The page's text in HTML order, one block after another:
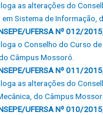
as alterações do
em Sistema de Informação,
UFERSA Nº 012/
o Conselho do Curso
Câmpus Mossoró.
UFERSA Nº 011/
as alterações do
do Câmpus
UFERSA Nº 010/